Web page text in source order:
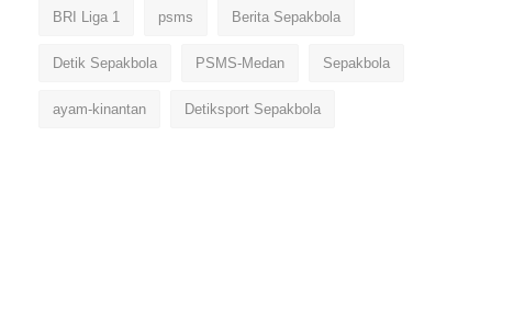
BRI Liga 1 psms Berita Sepakbola
Detik Sepakbola PSMS-Medan Sepakbola
ayam-kinantan Detiksport Sepakbola